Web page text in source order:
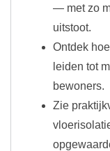
— met zo
uitstoot.
Ontdek
leiden tot
bewoners.
Zie